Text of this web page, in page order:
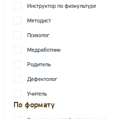
Инструктор по физкультуре
Методист
Психолог
Медработник
Родитель
Дефектолог
Учитель
По формату